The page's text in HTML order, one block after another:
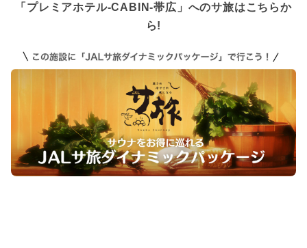
「プレミアホテル-CABIN-帯広」へのサ旅はこちらか
ら!